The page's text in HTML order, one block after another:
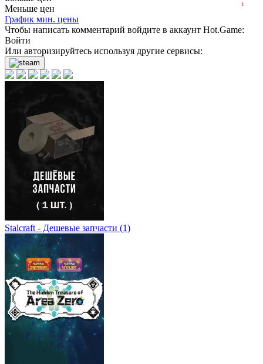
нет в наличии
Меньше цен
t
График мин. цены
Чтобы написать комментарий войдите в аккаунт Hot.Game:
Войти
Или авторизируйтесь используя другие сервисы:
Stalcraft - Дешевые запчасти (1)